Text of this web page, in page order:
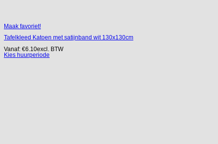
Maak favoriet!
Tafelkleed Katoen met satijnband wit 130x130cm
Vanaf: €6.10excl. BTW
Kies huurperiode